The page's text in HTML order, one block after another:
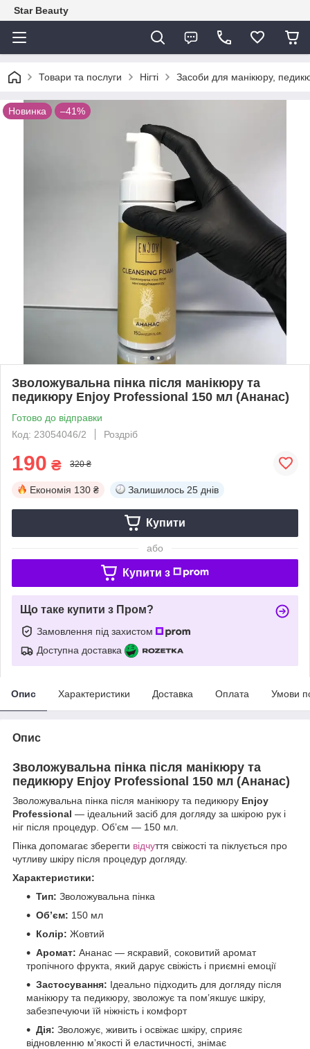
Star Beauty
Товари та послуги Нігті Засоби для манікюру,
Новинка –41%
Зволожувальна пінка після манікюру та
педикюру Enjoy Professional 150 мл (Ананас)
Готово до відправки
Код: 23054046/2
Роздріб
190 ₴ 320 ₴
Економія 130 ₴ Залишилось 25 днів
Купити
або
Купити з
Що таке купити з Пром?
Замовлення під захистом
Доступна доставка
Опис Характеристики Доставка Оплата Умови
Опис
Зволожувальна пінка після манікюру та
педикюру Enjoy Professional 150 мл (Ананас)
Зволожувальна пінка після манікюру та педикюру Enjoy
Professional — ідеальний засіб для догляду за шкірою рук і
ніг після процедур. Обʼєм — 150 мл.
Пінка допомагає зберегти відчуття свіжості та піклується про
чутливу шкіру після процедур догляду.
Характеристики:
Тип: Зволожувальна пінка
Обʼєм: 150 мл
Колір: Жовтий
Аромат: Ананас — яскравий, соковитий аромат
тропічного фрукта, який дарує свіжість і приємні емоції
Застосування: Ідеально підходить для догляду після
манікюру та педикюру, зволожує та помʼякшує шкіру,
забезпечуючи їй ніжність і комфорт
Дія: Зволожує, живить і освіжає шкіру, сприяє
відновленню мʼякості й еластичності, знімає